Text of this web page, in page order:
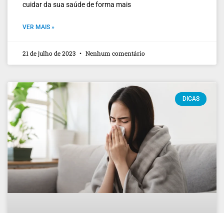
cuidar da sua saúde de forma mais
VER MAIS »
21 de julho de 2023 Nenhum comentário
DICAS